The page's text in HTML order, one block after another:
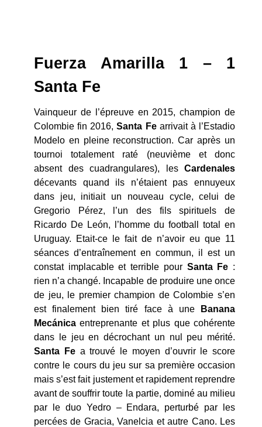
Fuerza Amarilla 1 – 1
Santa Fe
Vainqueur de l’épreuve en 2015, champion de
Colombie fin 2016,Santa Fearrivait à l’Estadio
Modelo en pleine reconstruction. Car après un
tournoi totalement raté (neuvième et donc
absent des cuadrangulares), les Cardenales
décevants quand ils n’étaient pas ennuyeux
dans jeu, initiait un nouveau cycle, celui de
Gregorio Pérez, l’un des fils spirituels de
Ricardo De León, l’homme du football total en
Uruguay. Etait-ce le fait de n’avoir eu que 11
séances d’entraînement en commun, il est un
constat implacable et terrible pour Santa Fe :
rien n’a changé. Incapable de produire une once
de jeu, le premier champion de Colombie s’en
est finalement bien tiré face à une
Banana
Mecánica entreprenante et plus que cohérente
dans le jeu en décrochant un nul peu mérité.
Santa Fea trouvé le moyen d’ouvrir le score
contre le cours du jeu sur sa première occasion
mais s’est fait justement et rapidement reprendre
avant de souffrir toute la partie, dominé au milieu
par le duo Yedro – Endara, perturbé par les
percées de Gracia, Vanelcia et autre Cano. Les